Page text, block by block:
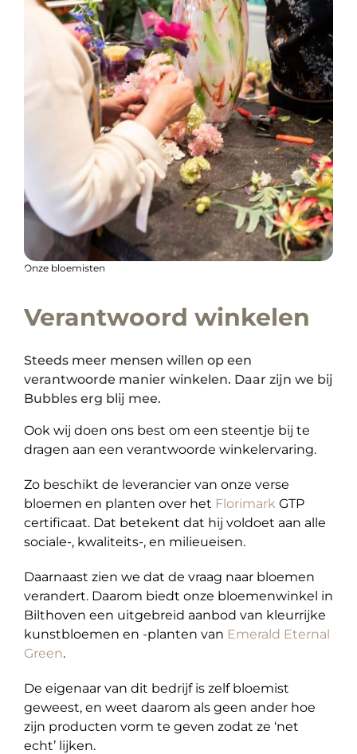
Onze bloemisten
Verantwoord winkelen
Steeds meer mensen willen op een
verantwoorde manier winkelen. Daar zijn we bij
Bubbles erg blij mee.
Ook wij doen ons best om een steentje bij te
dragen aan een verantwoorde winkelervaring.
Zo beschikt de leverancier van onze verse
bloemen en planten over het Florimark GTP
certificaat. Dat betekent dat hij voldoet aan alle
sociale-, kwaliteits-, en milieueisen.
Daarnaast zien we dat de vraag naar bloemen
verandert. Daarom biedt onze bloemenwinkel in
Bilthoven een uitgebreid aanbod van kleurrijke
kunstbloemen en -planten van Emerald Eternal
Green.
De eigenaar van dit bedrijf is zelf bloemist
geweest, en weet daarom als geen ander hoe
zijn producten vorm te geven zodat ze ‘net
echt’ lijken.